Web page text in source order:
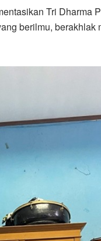
Tri Dharma
berilmu, berakhlak